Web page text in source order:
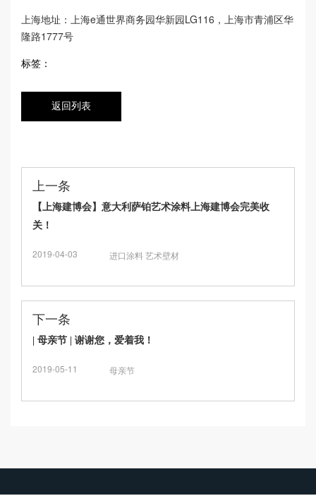
上海地址：上海e通世界商务园华新园LG116，上海市青浦区华
隆路1777号
标签：
返回列表
上一条
【上海建博会】意大利萨铂艺术涂料上海建博会完美收
关！
2019-04-03 进口涂料 艺术壁材
下一条
| 母亲节 | 谢谢您，爱着我！
2019-05-11 母亲节